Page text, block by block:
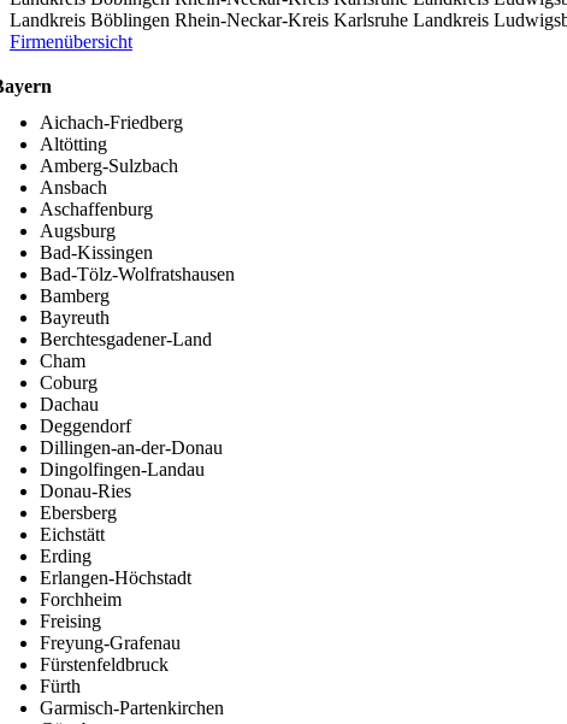
Landkreis Böblingen Rhein-Neckar-Kreis Karlsruhe Landkreis
Firmenübersicht
Aichach-Friedberg
Altötting
Amberg-Sulzbach
Ansbach
Aschaffenburg
Augsburg
Bad-Kissingen
Bad-Tölz-Wolfratshausen
Bamberg
Bayreuth
Berchtesgadener-Land
Cham
Coburg
Dachau
Deggendorf
Dillingen-an-der-Donau
Dingolfingen-Landau
Donau-Ries
Ebersberg
Eichstätt
Erding
Erlangen-Höchstadt
Forchheim
Freising
Freyung-Grafenau
Fürstenfeldbruck
Fürth
Garmisch-Partenkirchen